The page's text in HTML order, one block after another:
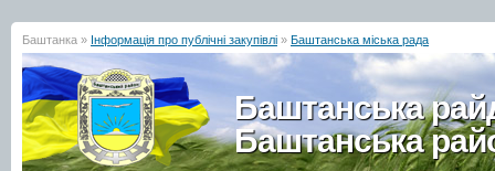
Баштанка » Інформація про публічні закупівлі » Баштанська міська рада
Баштанська
Баштанська